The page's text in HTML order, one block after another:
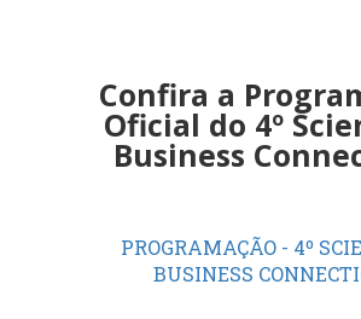
Confira a
Oficial do 4º
Business
PROGRAMAÇÃO - 4º
BUSINESS